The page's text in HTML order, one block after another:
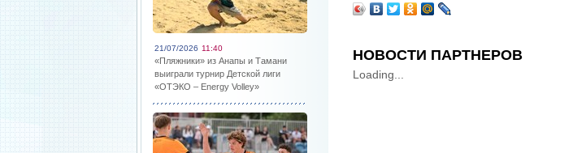
21/07/2026 11:40
«Пляжники» из Анапы и Тамани
выиграли турнир Детской лиги
«ОТЭКО – Energy Volley»
НОВОСТИ ПАРТНЕРОВ
Loading...